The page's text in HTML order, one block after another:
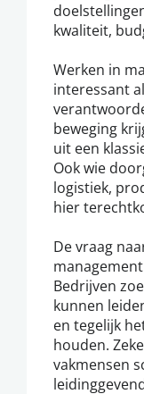
kwaliteit,
Werken in
interessant
beweging
uit een
Ook wie
logistiek,
hier
De vraag
Bedrijven
kunnen
en tegelijk
houden.
vakmensen